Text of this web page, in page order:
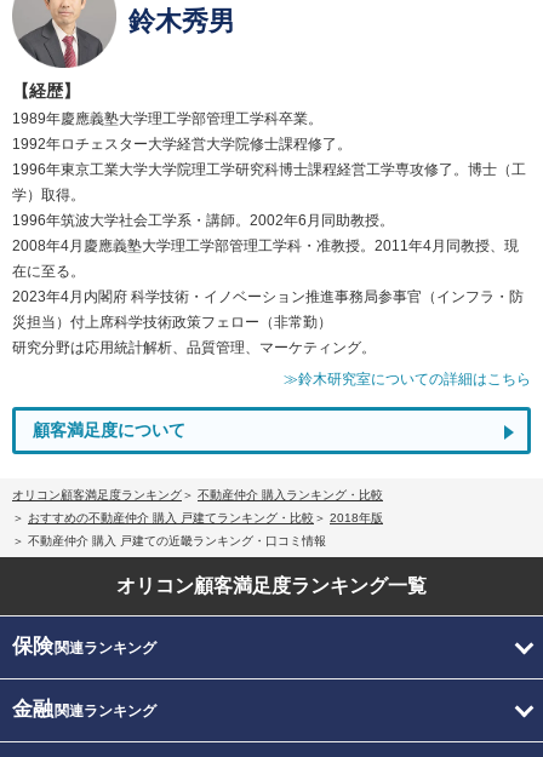
鈴木秀男
【経歴】
1989年慶應義塾大学理工学部管理工学科卒業。
1992年ロチェスター大学経営大学院修士課程修了。
1996年東京工業大学大学院理工学研究科博士課程経営工学専攻修了。博士（工
学）取得。
1996年筑波大学社会工学系・講師。2002年6月同助教授。
2008年4月慶應義塾大学理工学部管理工学科・准教授。2011年4月同教授、現
在に至る。
2023年4月内閣府 科学技術・イノベーション推進事務局参事官（インフラ・防
災担当）付上席科学技術政策フェロー（非常勤）
研究分野は応用統計解析、品質管理、マーケティング。
≫鈴木研究室についての詳細はこちら
顧客満足度について
オリコン顧客満足度ランキング
不動産仲介 購入ランキング・比較
おすすめの不動産仲介 購入 戸建てランキング・比較
2018年版
不動産仲介 購入 戸建ての近畿ランキング・口コミ情報
オリコン顧客満足度ランキング一覧
保険関連ランキング
金融関連ランキング